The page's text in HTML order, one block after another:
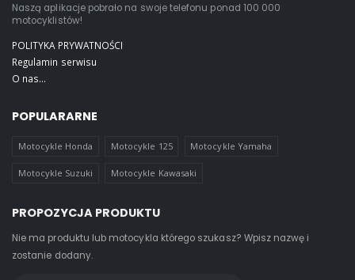
Naszą aplikacje pobrało na swoje telefonu ponad 100 000
motocyklistów!
POLITYKA PRYWATNOŚCI
Regulamin serwisu
O nas...
POPULARARNE
Motocykle Honda Motocykle 125 Motocykle Yamaha
Motocykle Suzuki Motocykle Kawasaki
PROPOZYCJA PRODUKTU
Nie ma produktu lub motocykla którego szukasz? Wpisz nazwę i
zostanie dodany.